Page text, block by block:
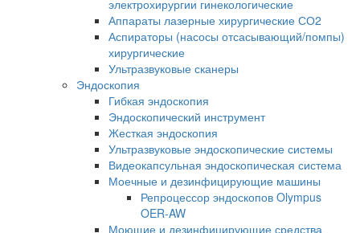
электрохирургии гинекологические
Аппараты лазерные хирургические СО2
Аспираторы (насосы отсасывающий/помпы)
хирургические
Ультразвуковые сканеры
Эндоскопия
Гибкая эндоскопия
Эндоскопический инструмент
Жесткая эндоскопия
Ультразвуковые эндоскопические системы
Видеокапсульная эндоскопическая система
Моечные и дезинфицирующие машины
Репроцессор эндоскопов Olympus
OER-AW
Моющие и дезинфицирующие средства